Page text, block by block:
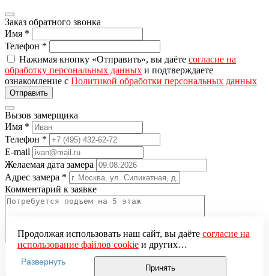
Заказ обратного звонка
Имя *
Телефон *
Нажимая кнопку «Отправить», вы даёте согласие на
обработку персональных данных и подтверждаете
ознакомление с Политикой обработки персональных данных
Вызов замерщика
Имя *
Телефон *
E-mail
Желаемая дата замера
Адрес замера *
Комментарий к заявке
Понравившаяся модель
Нажимая кнопку «Отправить», вы даёте
Продолжая использовать наш сайт, вы даёте согласие на
использование файлов cookieи других
пользовательских данных (включая IP-адрес, сведения о
местоположении, устройстве, действиях на сайте и т. п.)
Развернуть
Принять